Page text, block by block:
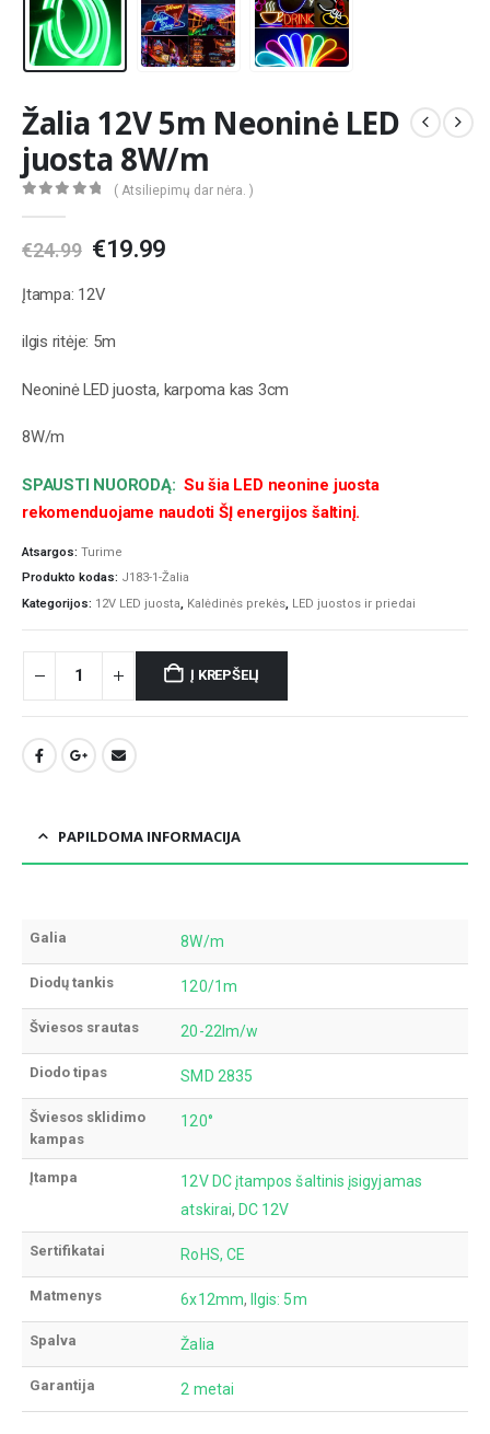
Žalia 12V 5m Neoninė LED
juosta 8W/m
( Atsiliepimų dar nėra. )
€24.99 Original
was:
€19.99Current
Įtampa: 12V
ilgis ritėje: 5m
Neoninė LED juosta, karpoma kas 3cm
8W/m
SPAUSTI NUORODĄ: Su šia LED neonine juosta
rekomenduojame naudoti ŠĮ energijos šaltinį.
Atsargos: Turime
Produkto kodas: J183-1-Žalia
Kategorijos: 12V LED juosta, Kalėdinės prekės, LED juostos ir priedai
Į KREPŠELĮ
PAPILDOMA INFORMACIJA
Galia 8W/m
Diodų tankis 120/1m
Šviesos srautas 20-22lm/w
Diodo tipas SMD 2835
Šviesos sklidimo
kampas
120°
Įtampa
12V DC įtampos šaltinis įsigyjamas
atskirai,DC 12V
Sertifikatai RoHS, CE
Matmenys 6x12mm, Ilgis: 5m
Spalva Žalia
Garantija 2 metai